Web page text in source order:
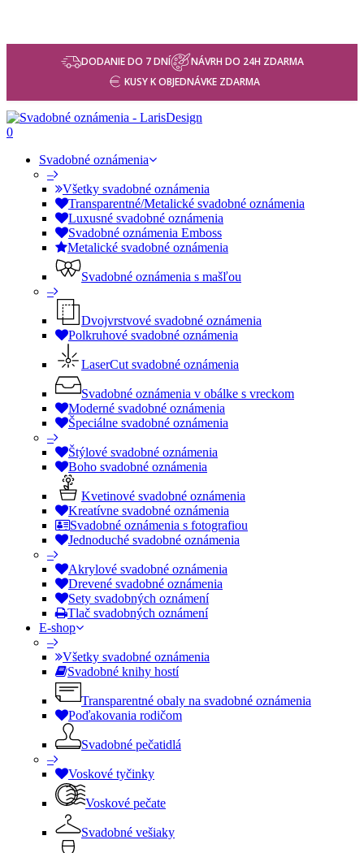
DODANIE DO 7 DNÍ
NÁVRH DO 24H ZDARMA
KUSY K OBJEDNÁVKE ZDARMA
0
Svadobné oznámenia
–
Všetky svadobné oznámenia
Transparentné/Metalické svadobné oznámenia
Luxusné svadobné oznámenia
Svadobné oznámenia Emboss
Metalické svadobné oznámenia
Svadobné oznámenia s mašľou
–
Dvojvrstvové svadobné oznámenia
Polkruhové svadobné oznámenia
LaserCut svadobné oznámenia
Svadobné oznámenia v obálke s vreckom
Moderné svadobné oznámenia
Špeciálne svadobné oznámenia
–
Štýlové svadobné oznámenia
Boho svadobné oznámenia
Kvetinové svadobné oznámenia
Kreatívne svadobné oznámenia
Svadobné oznámenia s fotografiou
Jednoduché svadobné oznámenia
–
Akrylové svadobné oznámenia
Drevené svadobné oznámenia
Sety svadobných oznámení
Tlač svadobných oznámení
E-shop
–
Všetky svadobné oznámenia
Svadobné knihy hostí
Transparentné obaly na svadobné oznámenia
Poďakovania rodičom
Svadobné pečatidlá
–
Voskové tyčinky
Voskové pečate
Svadobné vešiaky